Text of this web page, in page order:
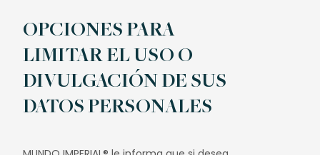
OPCIONES PARA
LIMITAR EL USO O
DIVULGACIÓN DE SUS
DATOS PERSONALES